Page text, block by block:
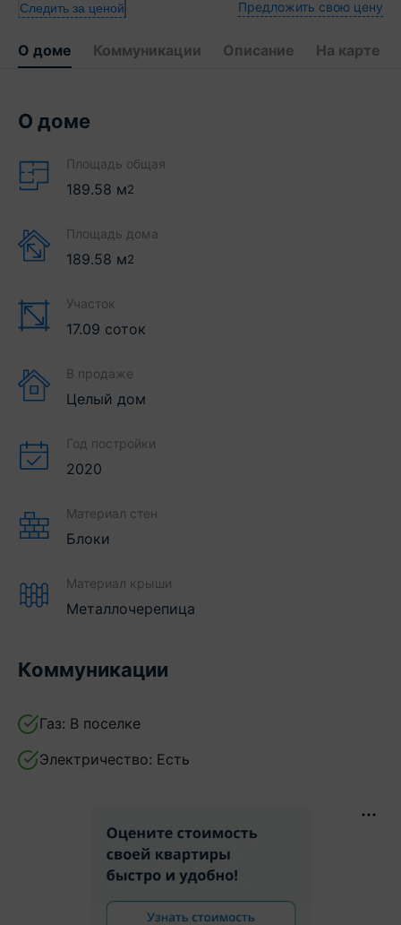
Следить за ценой Предложить свою цену
О доме Коммуникации Описание На карте
О доме
Площадь общая
189.58 м2
Площадь дома
189.58 м2
Участок
17.09 соток
В продаже
Целый дом
Год постройки
2020
Материал стен
Блоки
Материал крыши
Металлочерепица
Коммуникации
Газ: В поселке
Электричество: Есть